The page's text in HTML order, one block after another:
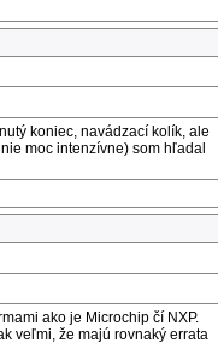
koniec, navádzací kolík, ale
moc intenzívne) som hľadal
ako je Microchip čí NXP.
veľmi, že majú rovnaký errata